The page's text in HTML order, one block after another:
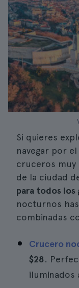
Si quieres
navegar por
cruceros
de la ciudad
para todos los
nocturnos
combinadas
Crucero
$28.
iluminados